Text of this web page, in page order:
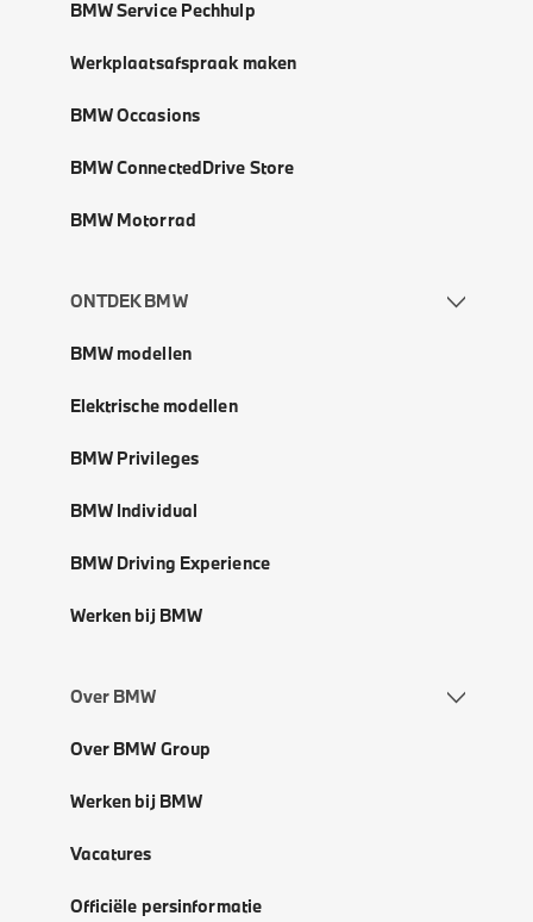
BMW Service Pechhulp
Werkplaatsafspraak maken
BMW Occasions
BMW ConnectedDrive Store
BMW Motorrad
ONTDEK BMW
BMW modellen
Elektrische modellen
BMW Privileges
BMW Individual
BMW Driving Experience
Werken bij BMW
Over BMW
Over BMW Group
Werken bij BMW
Vacatures
Officiële persinformatie